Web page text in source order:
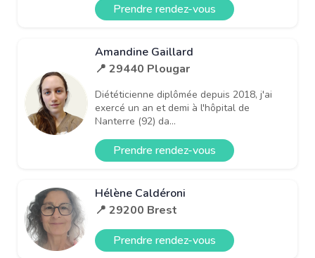
Prendre rendez-vous
Amandine Gaillard
📍 29440 Plougar
Diététicienne diplômée depuis 2018, j'ai
exercé un an et demi à l'hôpital de
Nanterre (92) da...
Prendre rendez-vous
Hélène Caldéroni
📍 29200 Brest
Prendre rendez-vous